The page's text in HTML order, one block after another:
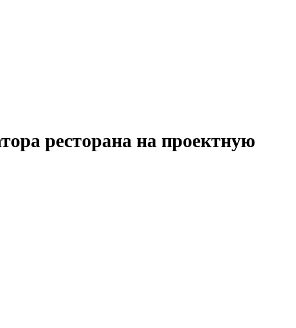
ресторана на проектную